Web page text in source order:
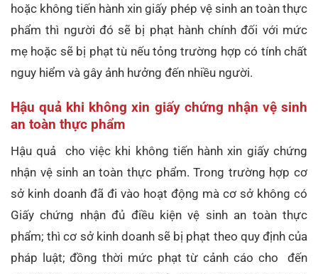
hoặc không tiến hành xin giấy phép vệ sinh an toàn thực
phẩm thì người đó sẽ bị phạt hành chính đối với mức
mẹ hoặc sẽ bị phạt tù nếu tỏng trường hợp có tính chất
nguy hiểm và gây ảnh hưởng đến nhiều người.
Hậu quả khi không xin giấy chứng nhận vệ sinh
an toàn thực phẩm
Hậu quả cho việc khi không tiến hành xin giấy chứng
nhận vệ sinh an toàn thực phẩm. Trong trường hợp cơ
sở kinh doanh đã đi vào hoạt động mà cơ sở không có
Giấy chứng nhận đủ điều kiện vệ sinh an toàn thực
phẩm; thì cơ sở kinh doanh sẽ bị phạt theo quy định của
pháp luật; đồng thời mức phạt từ cảnh cáo cho đến